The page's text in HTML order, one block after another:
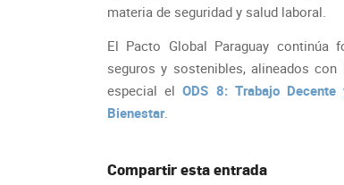
materia de seguridad y salud laboral.
El Pacto Global Paraguay continúa
seguros y sostenibles, alineados
especial elODS 8: Trabajo
Bienestar.
Compartir esta entrada